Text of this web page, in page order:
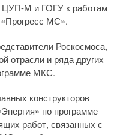
ЦУП-М и ГОГУ к работам
МС».
Роскосмоса,
отрасли и ряда других
МКС.
конструкторов
по программе
работ, связанных с